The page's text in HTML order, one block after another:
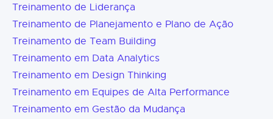
Treinamento de Liderança
Treinamento de Planejamento e Plano de Ação
Treinamento de Team Building
Treinamento em Data Analytics
Treinamento em Design Thinking
Treinamento em Equipes de Alta Performance
Treinamento em Gestão da Mudança